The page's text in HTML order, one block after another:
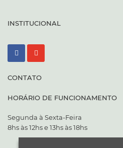
INSTITUCIONAL
CONTATO
HORÁRIO DE FUNCIONAMENTO
Segunda à Sexta-Feira
8hs às 12hs e 13hs às 18hs